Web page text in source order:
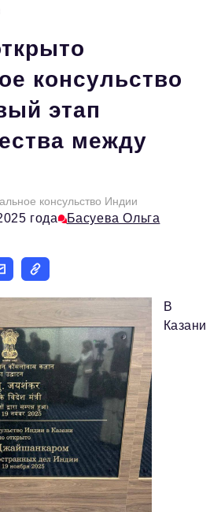
495 727-01-67
консульство
этап
между
консульство Индии
года Басуева Ольга
В
Казани